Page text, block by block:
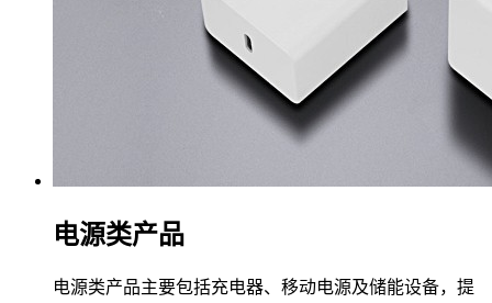
电源类产品
电源类产品主要包括充电器、移动电源及储能设备，提